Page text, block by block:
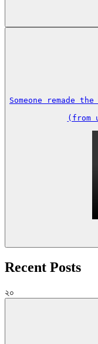
Someone remade
(from
Recent Posts
২০